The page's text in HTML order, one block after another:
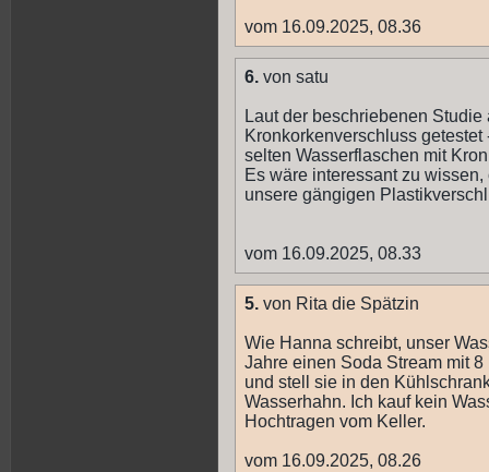
vom 16.09.2025, 08.36
6. von satu
Laut der beschriebenen
Kronkorkenverschluss
selten Wasserflaschen mit
Es wäre interessant zu
unsere gängigen
vom 16.09.2025, 08.33
5. von Rita die Spätzin
Wie Hanna schreibt, unser
Jahre einen Soda Stream mit
und stell sie in den
Wasserhahn. Ich kauf kein
Hochtragen vom Keller.
vom 16.09.2025, 08.26